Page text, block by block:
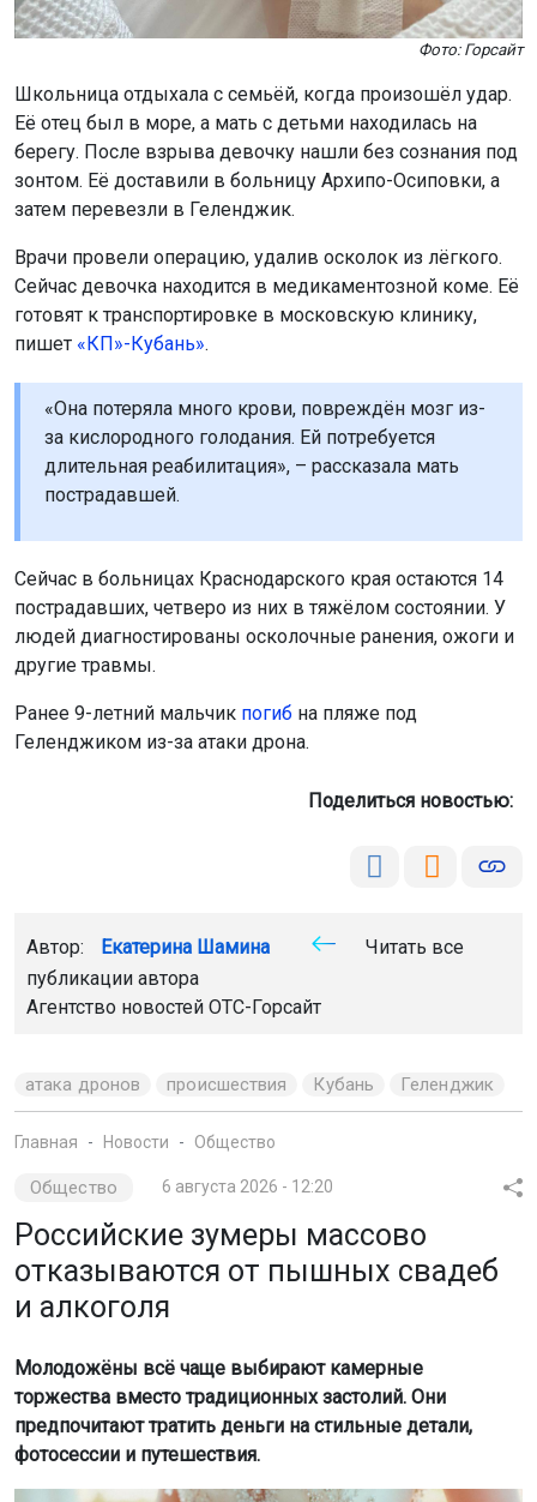
Фото: Горсайт
Школьница отдыхала с семьёй, когда произошёл удар.
Её отец был в море, а мать с детьми находилась на
берегу. После взрыва девочку нашли без сознания под
зонтом. Её доставили в больницу Архипо-Осиповки, а
затем перевезли в Геленджик.
Врачи провели операцию, удалив осколок из лёгкого.
Сейчас девочка находится в медикаментозной коме. Её
готовят к транспортировке в московскую клинику,
пишет «КП»-Кубань».
«Она потеряла много крови, повреждён мозг из-
за кислородного голодания. Ей потребуется
длительная реабилитация», – рассказала мать
пострадавшей.
Сейчас в больницах Краснодарского края остаются 14
пострадавших, четверо из них в тяжёлом состоянии. У
людей диагностированы осколочные ранения, ожоги и
другие травмы.
Ранее 9-летний мальчик погиб на пляже под
Геленджиком из-за атаки дрона.
Поделиться новостью:
Автор: Екатерина Шамина
Читать все
публикации автора
Агентство новостей ОТС-Горсайт
атака дронов происшествия Кубань Геленджик
Главная Новости Общество
Общество 6 августа 2026 - 12:20
Российские зумеры массово
отказываются от пышных свадеб
и алкоголя
Молодожёны всё чаще выбирают камерные
торжества вместо традиционных застолий. Они
предпочитают тратить деньги на стильные детали,
фотосессии и путешествия.